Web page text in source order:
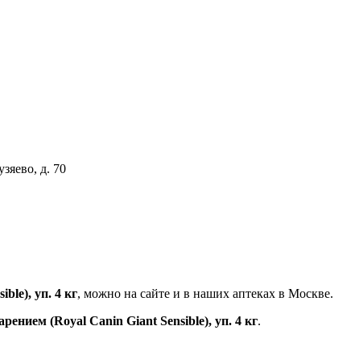
д. 70
уп. 4 кг, можно на сайте и в наших аптеках в Москве.
(Royal Canin Giant Sensible), уп. 4 кг.